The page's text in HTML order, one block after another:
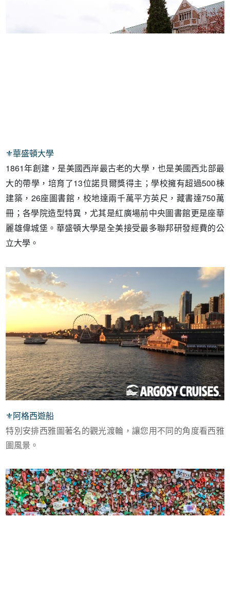
⚜︎華盛頓大學
1861年創建，是美國西岸最古老的大學，也是美國西北部最
大的帶學，培育了13位諾貝爾獎得主；學校擁有超過500棟
建築，26座圖書館，校地達兩千萬平方英尺，藏書達750萬
冊；各學院造型特異，尤其是紅廣場前中央圖書館更是座華
麗雄偉城堡。華盛頓大學是全美接受最多聯邦研發經費的公
立大學。
⚜︎阿格西遊船
特別安排西雅圖著名的觀光渡輪，讓您用不同的角度看西雅
圖風景。